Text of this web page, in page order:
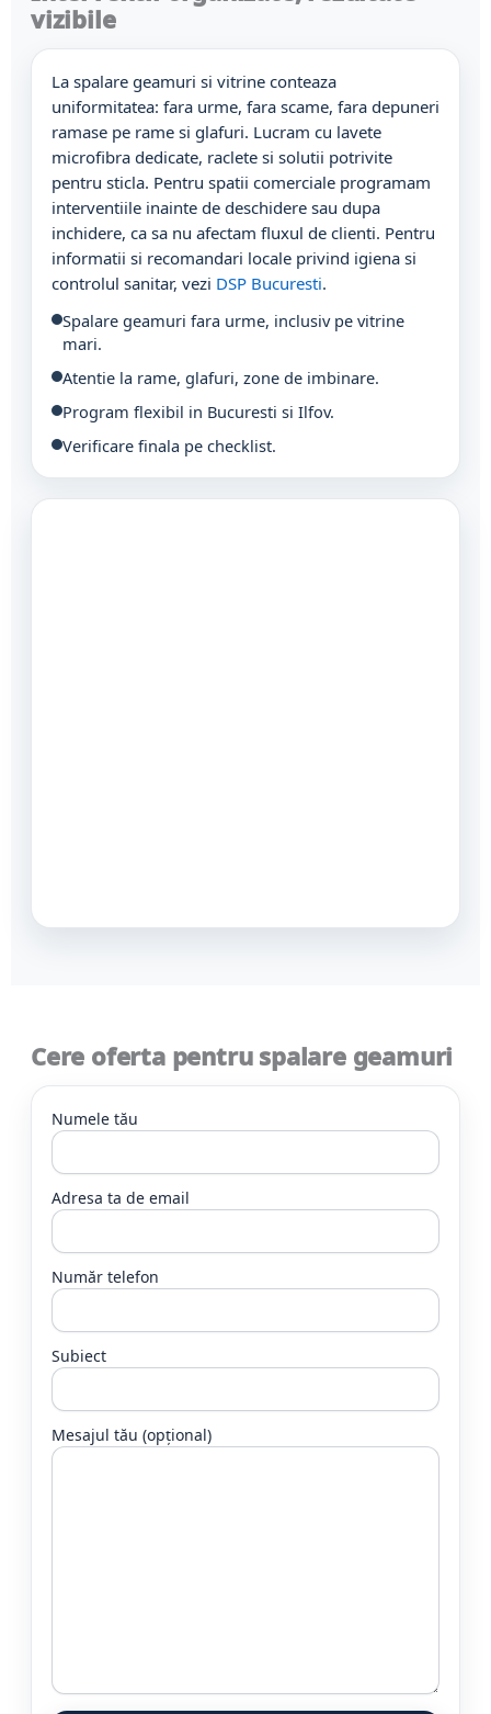
vizibile
La spalare geamuri si vitrine conteaza
uniformitatea: fara urme, fara scame, fara depuneri
ramase pe rame si glafuri. Lucram cu lavete
microfibra dedicate, raclete si solutii potrivite
pentru sticla. Pentru spatii comerciale programam
interventiile inainte de deschidere sau dupa
inchidere, ca sa nu afectam fluxul de clienti. Pentru
informatii si recomandari locale privind igiena si
controlul sanitar, vezi DSP Bucuresti.
Spalare geamuri fara urme, inclusiv pe vitrine
mari.
Atentie la rame, glafuri, zone de imbinare.
Program flexibil in Bucuresti si Ilfov.
Verificare finala pe checklist.
Cere oferta pentru spalare geamuri
Numele tău
Adresa ta de email
Număr telefon
Subiect
Mesajul tău (opțional)